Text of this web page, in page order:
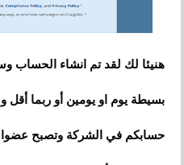
هنيئا لك لقد تم انشاء الحساب
بسيطة يوم او يومين أو ربما
حسابكم في الشركة وتصبح عضوا